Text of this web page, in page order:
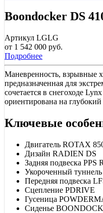
Boondocker DS
Артикул LGLG
от 1 542 000 руб.
Подробнее
Маневренность, взрывные
предназначенная для
сочетается в снегоходе
ориентирована на глубокий
Ключевые
Двигатель ROTAX
Дизайн RADIEN DS
Задняя подвеска
Укороченный
Передняя подвеска
Сцепление PDRIVE
Гусеница
Сиденье